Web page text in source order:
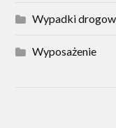
Wypadki
Wyposażenie